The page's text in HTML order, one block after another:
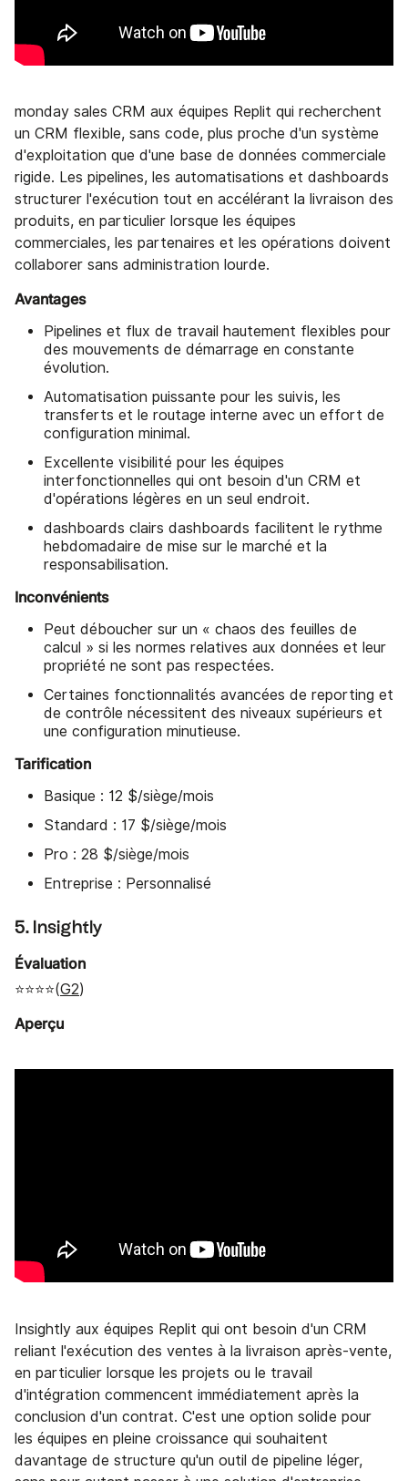
monday sales CRM aux équipes Replit qui recherchent
un CRM flexible, sans code, plus proche d'un système
d'exploitation que d'une base de données commerciale
rigide. Les pipelines, les automatisations et dashboards
structurer l'exécution tout en accélérant la livraison des
produits, en particulier lorsque les équipes
commerciales, les partenaires et les opérations doivent
collaborer sans administration lourde.
Avantages
Pipelines et flux de travail hautement flexibles pour
des mouvements de démarrage en constante
évolution.
Automatisation puissante pour les suivis, les
transferts et le routage interne avec un effort de
configuration minimal.
Excellente visibilité pour les équipes
interfonctionnelles qui ont besoin d'un CRM et
d'opérations légères en un seul endroit.
dashboards clairs dashboards facilitent le rythme
hebdomadaire de mise sur le marché et la
responsabilisation.
Inconvénients
Peut déboucher sur un « chaos des feuilles de
calcul » si les normes relatives aux données et leur
propriété ne sont pas respectées.
Certaines fonctionnalités avancées de reporting et
de contrôle nécessitent des niveaux supérieurs et
une configuration minutieuse.
Tarification
Basique : 12 $/siège/mois
Standard : 17 $/siège/mois
Pro : 28 $/siège/mois
Entreprise : Personnalisé
5. Insightly
Évaluation
⭐⭐⭐⭐(G2)
Aperçu
Insightly aux équipes Replit qui ont besoin d'un CRM
reliant l'exécution des ventes à la livraison après-vente,
en particulier lorsque les projets ou le travail
d'intégration commencent immédiatement après la
conclusion d'un contrat. C'est une option solide pour
les équipes en pleine croissance qui souhaitent
davantage de structure qu'un outil de pipeline léger,